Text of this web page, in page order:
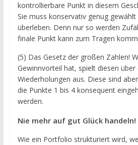
kontrollierbare Punkt in diesem
Sie muss konservativ genug
überleben. Denn nur so werden
finale Punkt kann zum Tragen
(5) Das Gesetz der großen Zahlen!
Gewinnvorteil hat, spielt diesen über
Wiederholungen aus. Diese sind
die Punkte 1 bis 4 konsequent
werden.
Nie mehr auf gut Glück handeln!
Wie ein Portfolio strukturiert wird,